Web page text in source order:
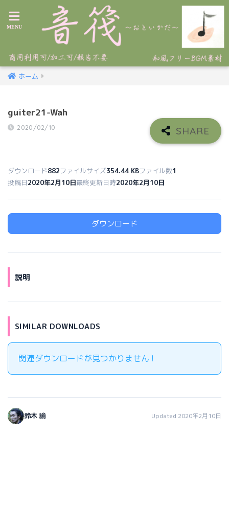
ホーム
guiter21-Wah
2020/02/10
ダウンロード882ファイルサイズ354.44 KBファイル数1
投稿日2020年2月10日最終更新日時2020年2月10日
ダウンロード
説明
SIMILAR DOWNLOADS
関連ダウンロードが見つかりません !
鈴木 諭 Updated 2020年2月10日